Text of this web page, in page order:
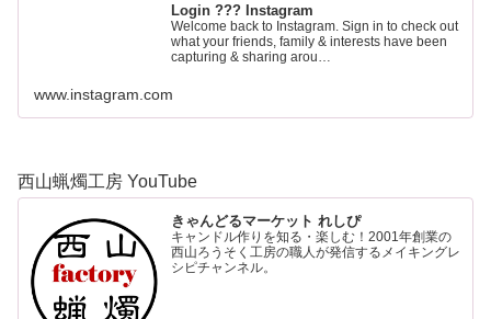
Login ??? Instagram
Welcome back to Instagram. Sign in to check out
what your friends, family & interests have been
capturing & sharing arou…
www.instagram.com
西山蝋燭工房 YouTube
きゃんどるマーケット れしぴ
キャンドル作りを知る・楽しむ！2001年創業の
西山ろうそく工房の職人が発信するメイキングレ
シピチャンネル。